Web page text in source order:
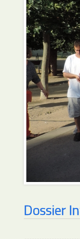
Dossier